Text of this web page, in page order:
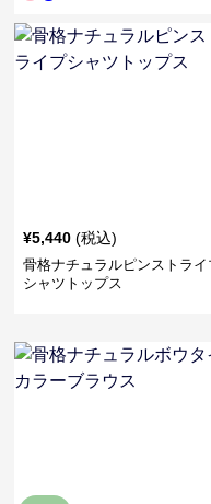
¥5,440 (税込)
骨格ナチュラルピンストライ
シャツトップス